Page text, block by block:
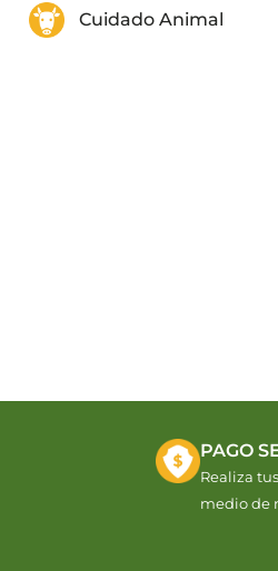
Cuidado Animal
PAGO
Realiza
medio de